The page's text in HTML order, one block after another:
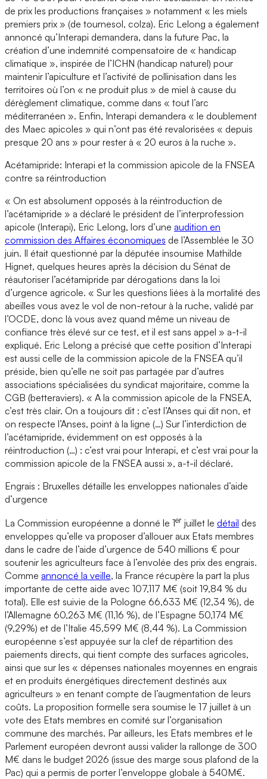
de prix les productions françaises » notamment « les miels
premiers prix » (de tournesol, colza). Eric Lelong a également
annoncé qu’Interapi demandera, dans la future Pac, la
création d’une indemnité compensatoire de « handicap
climatique », inspirée de l’ICHN (handicap naturel) pour
maintenir l’apiculture et l’activité de pollinisation dans les
territoires où l’on « ne produit plus » de miel à cause du
dérèglement climatique, comme dans « tout l’arc
méditerranéen ». Enfin, Interapi demandera « le doublement
des Maec apicoles » qui n’ont pas été revalorisées « depuis
presque 20 ans » pour rester à « 20 euros à la ruche ».
Acétamipride: Interapi et la commission apicole de la FNSEA
contre sa réintroduction
« On est absolument opposés à la réintroduction de
l’acétamipride » a déclaré le président de l’interprofession
apicole (Interapi), Eric Lelong, lors d’une audition en
commission des Affaires économiques de l’Assemblée le 30
juin. Il était questionné par la députée insoumise Mathilde
Hignet, quelques heures après la décision du Sénat de
réautoriser l’acétamipride par dérogations dans la loi
d’urgence agricole. « Sur les questions liées à la mortalité des
abeilles vous avez le vol de non-retour à la ruche, validé par
l’OCDE, donc là vous avez quand même un niveau de
confiance très élevé sur ce test, et il est sans appel » a-t-il
expliqué. Eric Lelong a précisé que cette position d’Interapi
est aussi celle de la commission apicole de la FNSEA qu’il
préside, bien qu’elle ne soit pas partagée par d’autres
associations spécialisées du syndicat majoritaire, comme la
CGB (betteraviers). « A la commission apicole de la FNSEA,
c’est très clair. On a toujours dit : c’est l’Anses qui dit non, et
on respecte l’Anses, point à la ligne (…) Sur l’interdiction de
l’acétamipride, évidemment on est opposés à la
réintroduction (…) : c’est vrai pour Interapi, et c’est vrai pour la
commission apicole de la FNSEA aussi », a-t-il déclaré.
Engrais : Bruxelles détaille les enveloppes nationales d’aide
d’urgence
La Commission européenne a donné le 1er juillet le détail des
enveloppes qu’elle va proposer d’allouer aux Etats membres
dans le cadre de l’aide d’urgence de 540 millions € pour
soutenir les agriculteurs face à l’envolée des prix des engrais.
Comme annoncé la veille, la France récupère la part la plus
importante de cette aide avec 107,117 M€ (soit 19,84 % du
total). Elle est suivie de la Pologne 66,633 M€ (12,34 %), de
l’Allemagne 60,263 M€ (11,16 %), de l’Espagne 50,174 M€
(9,29%) et de l’Italie 45,599 M€ (8,44 %). La Commission
européenne s’est appuyée sur la clef de répartition des
paiements directs, qui tient compte des surfaces agricoles,
ainsi que sur les « dépenses nationales moyennes en engrais
et en produits énergétiques directement destinés aux
agriculteurs » en tenant compte de l’augmentation de leurs
coûts. La proposition formelle sera soumise le 17 juillet à un
vote des Etats membres en comité sur l’organisation
commune des marchés. Par ailleurs, les Etats membres et le
Parlement européen devront aussi valider la rallonge de 300
M€ dans le budget 2026 (issue des marge sous plafond de la
Pac) qui a permis de porter l’enveloppe globale à 540M€.